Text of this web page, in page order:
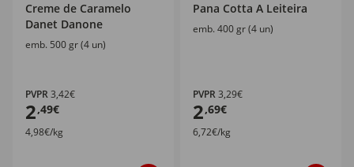
Creme de Caramelo
Danet Danone
emb. 500 gr (4 un)
PVPR3,42€
2,49€
4,98€/kg
Pana Cotta A Leiteira
emb. 400 gr (4 un)
PVPR3,29€
2,69€
6,72€/kg